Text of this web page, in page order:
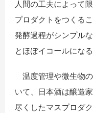
人間の工夫によって
プロダクトをつくる
発酵過程がシンプル
とほぼイコールになる
温度管理や微生物
いて、日本酒は醸造
尽くしたマスプロダ